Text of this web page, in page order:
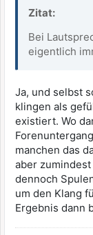
Zitat:
Bei
eigentlich
Ja, und selbst
klingen als
existiert. Wo
manchen das
aber
dennoch
um den Klang
Ergebnis dann